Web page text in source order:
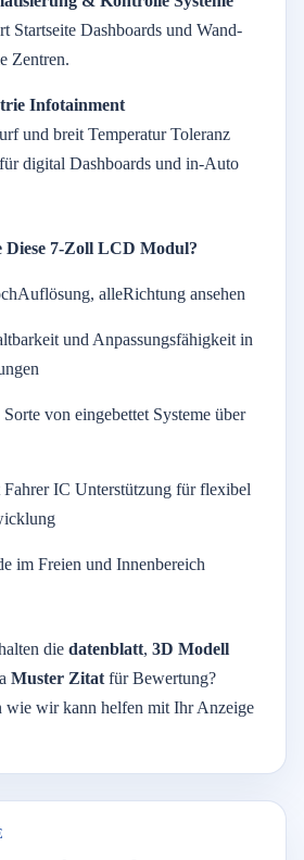
Startseite Dashboards und Wand-
Zentren.
Infotainment
und breit TemperaturToleranz
fürdigital Dashboards und in-Auto
Diese 7-Zoll LCD Modul?
Auflösung, alleRichtung ansehen
und Anpassungsfähigkeit in
Sorte von eingebettet Systeme über
FahrerIC Unterstützung fürflexibel
im Freien und Innenbereich
die datenblatt, 3D Modell
a Muster Zitat fürBewertung?
wie wirkann helfen mit IhrAnzeige